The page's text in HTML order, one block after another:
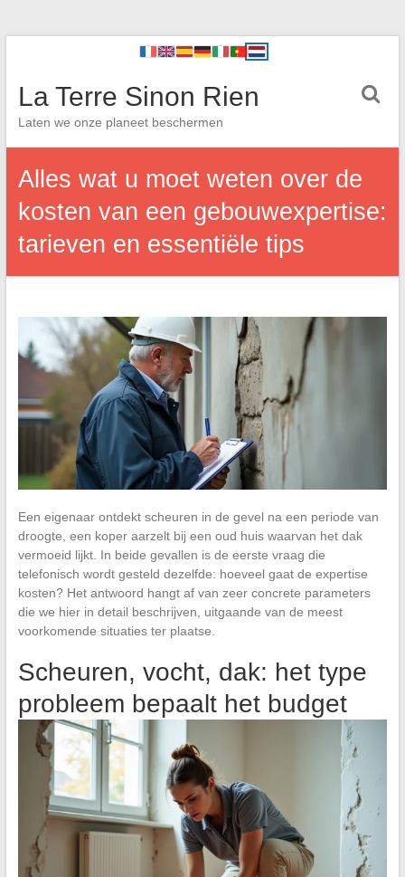
La Terre Sinon Rien
Laten we onze planeet beschermen
Alles wat u moet weten over de
kosten van een gebouwexpertise:
tarieven en essentiële tips
Een eigenaar ontdekt scheuren in de gevel na een periode van
droogte, een koper aarzelt bij een oud huis waarvan het dak
vermoeid lijkt. In beide gevallen is de eerste vraag die
telefonisch wordt gesteld dezelfde: hoeveel gaat de expertise
kosten? Het antwoord hangt af van zeer concrete parameters
die we hier in detail beschrijven, uitgaande van de meest
voorkomende situaties ter plaatse.
Scheuren, vocht, dak: het type
probleem bepaalt het budget